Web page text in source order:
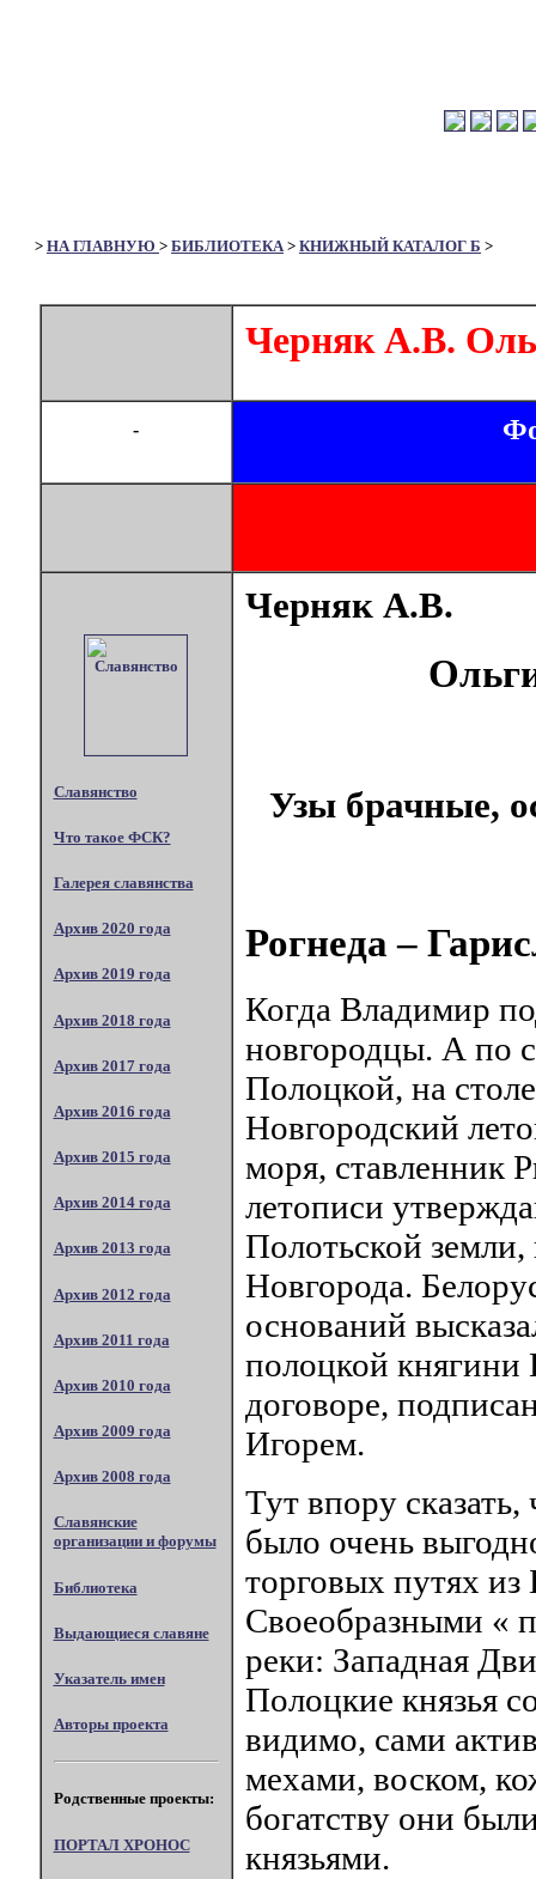
> НА ГЛАВНУЮ > БИБЛИОТЕКА> КНИЖНЫЙ КАТАЛОГ Б >
Черняк А.В.
-
Славянство
Что такое ФСК?
Галерея славянства
Архив 2020 года
Архив 2019 года
Архив 2018 года
Архив 2017 года
Архив 2016 года
Архив 2015 года
Архив 2014 года
Архив 2013 года
Архив 2012 года
Архив 2011 года
Архив 2010 года
Архив 2009 года
Архив 2008 года
Славянские
организации и форумы
Библиотека
Выдающиеся славяне
Указатель имен
Авторы проекта
Родственные проекты:
ПОРТАЛ XPOHOC
Черняк А.В.
Узы брачные,
Рогнеда –
Когда Владимир
новгородцы. А по
Полоцкой, на
Новгородский
моря, ставленник
летописи
Полотьской
Новгорода.
оснований
полоцкой княгини
договоре,
Игорем.
Тут впору
было очень
торговых путях из
Своеобразными «
реки: Западная
Полоцкие князья
видимо, сами
мехами, воском,
богатству они
князьями.